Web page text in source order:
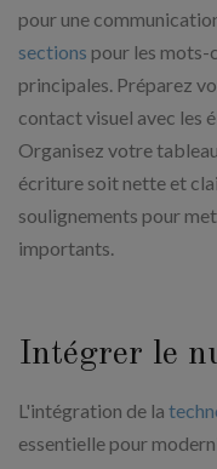
pour une
sections pour les mots-
principales. Préparez
contact visuel avec les
Organisez votre
écriture soit nette et
soulignements pour
importants.
Intégrer le
L'intégration de la
essentielle pour